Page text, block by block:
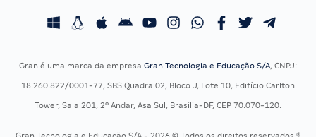
Concursos Fiscais
Calendário OAB
Gran é uma marca da empresa Gran Tecnologia e Educação S/A, CNPJ:
18.260.822/0001-77, SBS Quadra 02, Bloco J, Lote 10, Edifício Carlton
Tower, Sala 201, 2º Andar, Asa Sul, Brasília-DF, CEP 70.070-120.